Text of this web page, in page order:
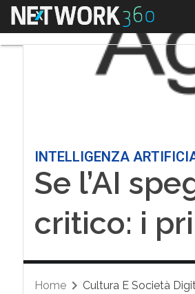
Menu
INTELLIGENZA
Se l’AI
critico: i
Home Cultura E Società